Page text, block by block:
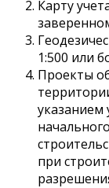
Карту
1:500 или
Проекты
при